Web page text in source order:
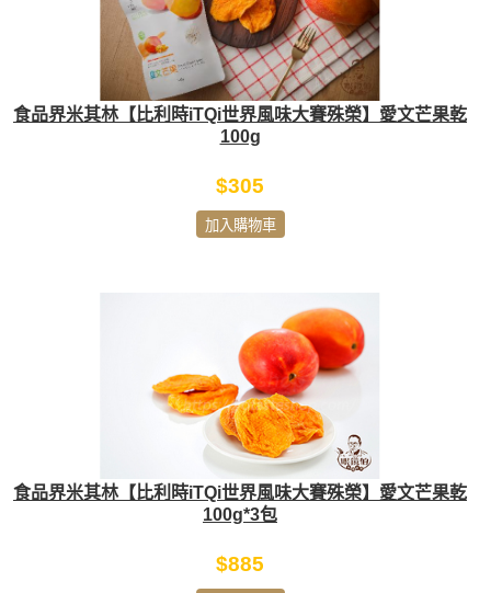
食品界米其林【比利時iTQi世界風味大賽殊榮】愛文芒果乾
100g
$305
加入購物車
食品界米其林【比利時iTQi世界風味大賽殊榮】愛文芒果乾
100g*3包
$885